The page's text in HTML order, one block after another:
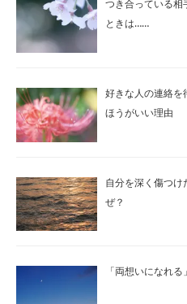
つき合っている相
ときは……
好きな人の連絡
ほうがいい理由
自分を深く傷つ
ぜ？
「両想いになれ